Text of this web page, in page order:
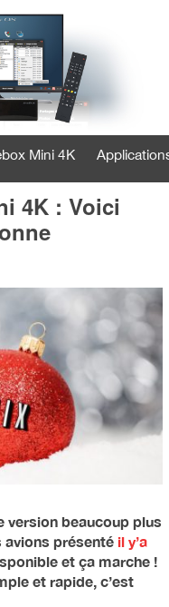
Mini 4K
S'inscrire
4K : Voici
version beaucoup plus
avions présenté il y’a
et ça marche !
et rapide, c’est